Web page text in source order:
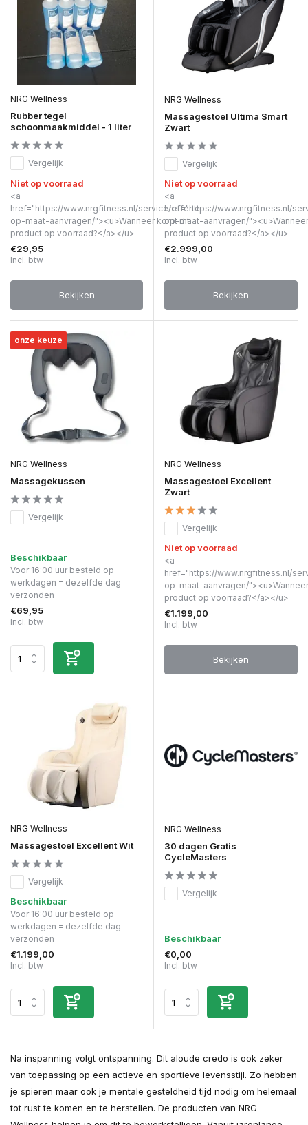
NRG Wellness
Rubber tegel
schoonmaakmiddel - 1 liter
Vergelijk
Niet op voorraad
<a
href="https://www.nrgfitness.nl/service/offerte-
op-maat-aanvragen/"><u>Wanneer komt dit
product op voorraad?</a></u>
€29,95
Incl. btw
Bekijken
NRG Wellness
Massagestoel Ultima Smart
Zwart
Vergelijk
Niet op voorraad
<a
href="https://www.nrgfitness.nl/
op-maat-aanvragen/
product op voorraad?</a></u>
€2.999,00
Incl. btw
Bekijken
onze keuze
NRG Wellness
Massagekussen
Vergelijk
Beschikbaar
Voor 16:00 uur besteld op
werkdagen = dezelfde dag
verzonden
€69,95
Incl. btw
NRG Wellness
Massagestoel Excellent
Zwart
Vergelijk
Niet op voorraad
<a
href="https://www.nrgfitness.nl/
op-maat-aanvragen/
product op voorraad?</a></u>
€1.199,00
Incl. btw
Bekijken
NRG Wellness
Massagestoel Excellent Wit
Vergelijk
Beschikbaar
Voor 16:00 uur besteld op
werkdagen = dezelfde dag
verzonden
€1.199,00
Incl. btw
NRG Wellness
30 dagen Gratis
CycleMasters
Vergelijk
Beschikbaar
€0,00
Incl. btw
Na inspanning volgt ontspanning. Dit aloude credo is ook zeker
van toepassing op een actieve en sportieve levensstijl. Zo hebben
je spieren maar ook je mentale gesteldheid tijd nodig om helemaal
tot rust te komen en te herstellen. De producten van NRG